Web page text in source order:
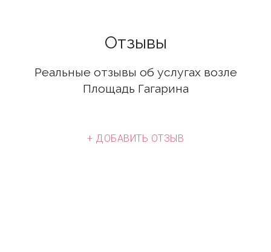
Отзывы
Реальные отзывы об услугах возле
Площадь Гагарина
+ ДОБАВИТЬ ОТЗЫВ